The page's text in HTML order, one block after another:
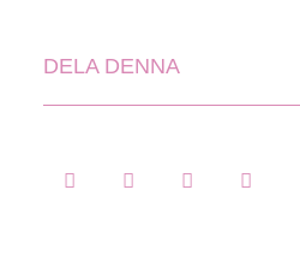
DELA DENNA